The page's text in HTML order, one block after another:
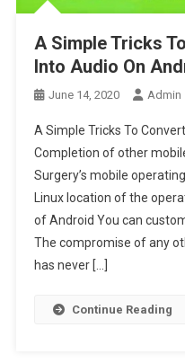
A Simple Tricks
Into Audio On
June 14, 2020 Admin
A Simple Tricks To
Completion of other
Surgery’s mobile
Linux location of the
of Android You can
The compromise of any
has never […]
Continue Reading